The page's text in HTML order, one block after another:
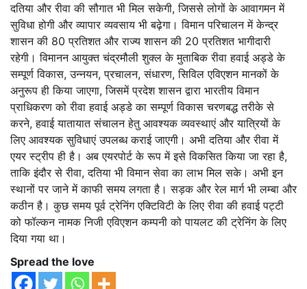
दतिया और रीवा की सौगात भी मिल सकेगी, जिससे लोगों के आवागमन में
सुविधा होगी और व्यापार व्यवसाय भी बढ़ेगा। विमान परिचालन में केन्द्र
शासन की 80 प्रतिशत और राज्य शासन की 20 प्रतिशत भागीदारी
रहेगी। विमानन आयुक्त चंद्रमौली शुक्ल के मुताबिक रीवा हवाई अड्डे के
सम्पूर्ण विकास, उन्नयन, प्रचालन, संधारण, सिविल एविएशन मानकों के
अनुरूप ही किया जाएगा, जिसमें प्रदेश शासन द्वारा भारतीय विमान
प्राधिकरण को रीवा हवाई अड्डे का सम्पूर्ण विकास चरणबद्ध तरीके से
करने, हवाई यातायात संचालन हेतु आवश्यक व्यवस्थाएं और यात्रियों के
लिए आवश्यक सुविधाएं उपलब्ध कराई जाएगी। अभी दतिया और रीवा में
एयर स्ट्रीप ही है। अब एयरपोर्ट के रूप में इसे विकसित किया जा रहा है,
ताकि इंदौर से रीवा, दतिया भी विमान सेवा का लाभ मिल सके। अभी इन
स्थानों पर जाने में काफी समय लगता है। सड़क और रेल मार्ग भी लम्बा और
कठीन है। कुछ समय पूर्व ट्रेनिंग एक्टिविटी के लिए रीवा की हवाई पट्टी
को फॉल्कन नामक निजी एविएशन कम्पनी को पायलट की ट्रेनिंग के लिए
दिया गया था।
Spread the love